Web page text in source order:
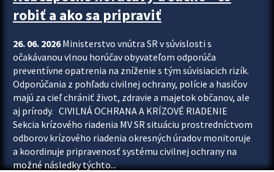
robiť a ako sa pripraviť
26. 06. 2026Ministerstvo vnútra SR v súvislosti s
očakávanou vlnou horúčav obyvateľom odporúča
preventívne opatrenia na zníženie s tým súvisiacich rizík.
Odporúčania z pohľadu civilnej ochrany, polície a hasičov
majú za cieľ chrániť život, zdravie a majetok občanov, ale
aj prírody. CIVILNÁ OCHRANA A KRÍZOVÉ RIADENIE
Sekcia krízového riadenia MV SR situáciu prostredníctvom
odborov krízového riadenia okresných úradov monitoruje
a koordinuje pripravenosť systému civilnej ochrany na
možné následky týchto...